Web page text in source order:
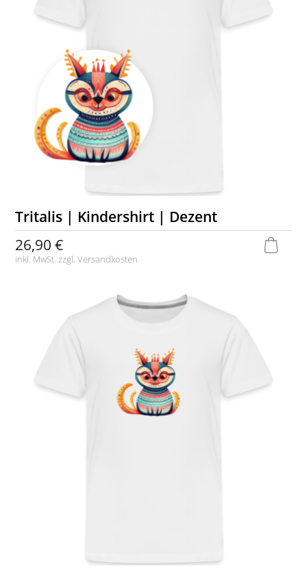
Tritalis | Kindershirt | Dezent
26,90 €
inkl. MwSt. zzgl.Versandkosten